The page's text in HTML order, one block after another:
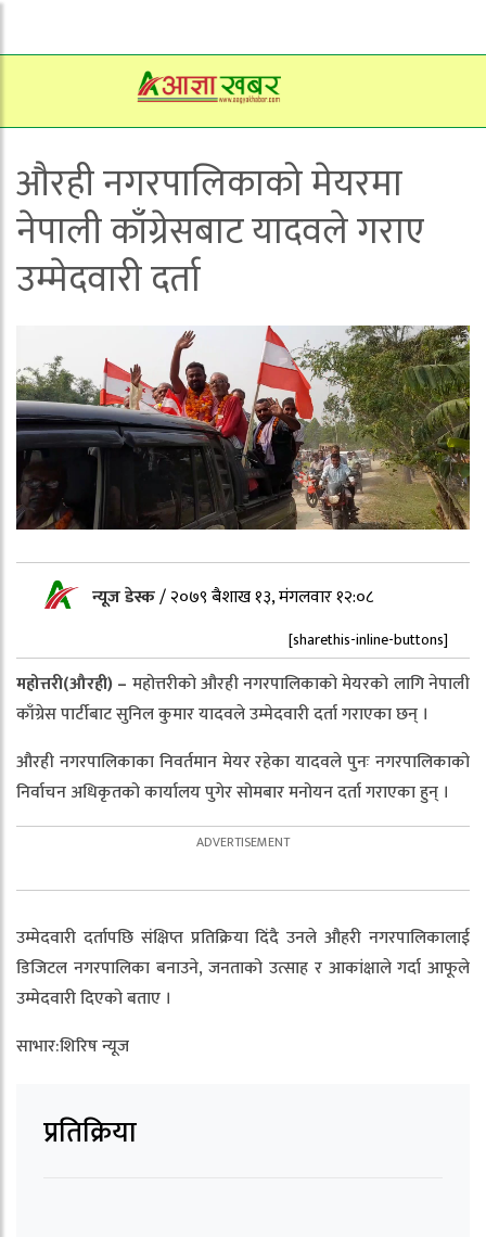
औरही नगरपालिकाको मेयरमा
नेपाली काँग्रेसबाट यादवले गराए
उम्मेदवारी दर्ता
न्यूज डेस्क/२०७९ बैशाख १३, मंगलवार १२:०८
[sharethis-inline-buttons]
महोत्तरी(औरही) – महोत्तरीको औरही नगरपालिकाको मेयरको लागि नेपाली
काँग्रेस पार्टीबाट सुनिल कुमार यादवले उम्मेदवारी दर्ता गराएका छन् ।
औरही नगरपालिकाका निवर्तमान मेयर रहेका यादवले पुनः नगरपालिकाको
निर्वाचन अधिकृतको कार्यालय पुगेर सोमबार मनोयन दर्ता गराएका हुन् ।
उम्मेदवारी दर्तापछि संक्षिप्त प्रतिक्रिया दिंदै उनले औहरी नगरपालिकालाई
डिजिटल नगरपालिका बनाउने, जनताको उत्साह र आकांक्षाले गर्दा आफूले
उम्मेदवारी दिएको बताए ।
साभार:शिरिष न्यूज
प्रतिक्रिया